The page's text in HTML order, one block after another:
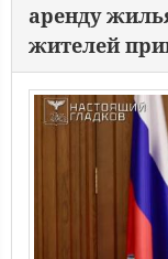
аренду
жителей